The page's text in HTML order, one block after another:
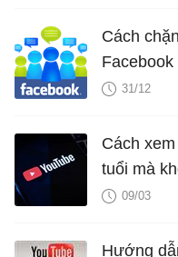
Cách
Facebook
31/12
Cách
tuổi mà
09/03
Hướng